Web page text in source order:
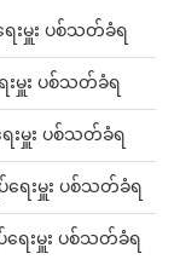
းမှူး ပစ်သတ်ခံရ
မှူး ပစ်သတ်ခံရ
းမှူး ပစ်သတ်ခံရ
ေးမှူး ပစ်သတ်ခံရ
ေးမှူး ပစ်သတ်ခံရ